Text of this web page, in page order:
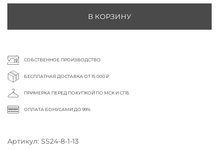
В КОРЗИНУ
СОБСТВЕННОЕ ПРОИЗВОДСТВО
БЕСПЛАТНАЯ ДОСТАВКА ОТ 15 000 ₽
ПРИМЕРКА ПЕРЕД ПОКУПКОЙ ПО МСК И СПБ
ОПЛАТА БОНУСАМИ ДО 99%
Артикул: SS24-8-1-13